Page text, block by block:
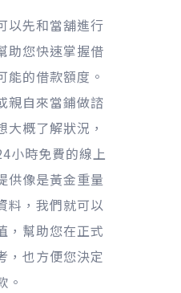
以先和當舖進行
助您快速掌握借
能的借款額度。
親自來當鋪做諮
大概了解狀況，
小時免費的線上
供像是黃金重量
料，我們就可以
，幫助您在正式
，也方便您決定
。